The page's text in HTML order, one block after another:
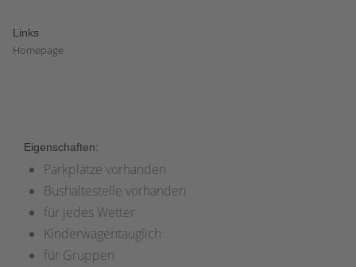
Links
Homepage
Eigenschaften:
Parkplätze vorhanden
Bushaltestelle vorhanden
für jedes Wetter
Kinderwagentauglich
für Gruppen